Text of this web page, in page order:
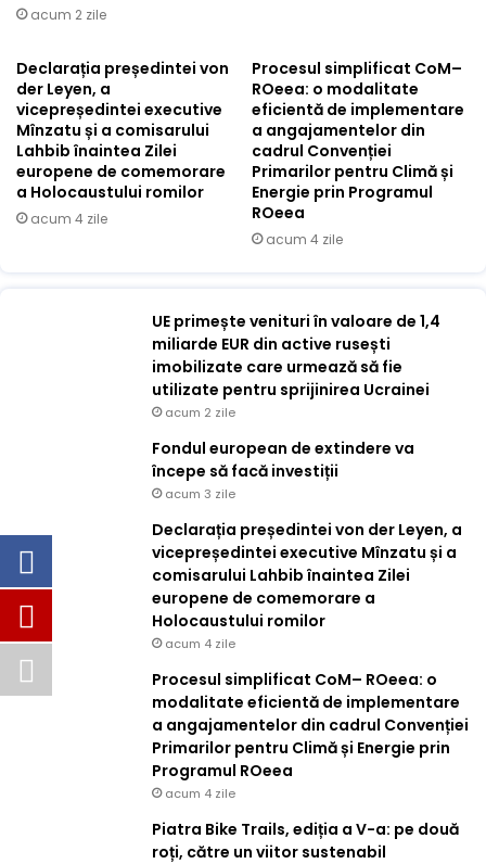
acum 2 zile
Declarația președintei von
der Leyen, a
vicepreședintei executive
Mînzatu și a comisarului
Lahbib înaintea Zilei
europene de comemorare
a Holocaustului romilor
acum 4 zile
Procesul simplificat CoM–
ROeea: o modalitate
eficientă de implementare
a angajamentelor din
cadrul Convenției
Primarilor pentru Climă și
Energie prin Programul
ROeea
acum 4 zile
UE primește venituri în valoare de 1,4
miliarde EUR din active rusești
imobilizate care urmează să fie
utilizate pentru sprijinirea Ucrainei
acum 2 zile
Fondul european de extindere va
începe să facă investiții
acum 3 zile
Declarația președintei von der Leyen, a
vicepreședintei executive Mînzatu și a
comisarului Lahbib înaintea Zilei
europene de comemorare a
Holocaustului romilor
acum 4 zile
Procesul simplificat CoM– ROeea: o
modalitate eficientă de implementare
a angajamentelor din cadrul Convenției
Primarilor pentru Climă și Energie prin
Programul ROeea
acum 4 zile
Piatra Bike Trails, ediția a V-a: pe două
roți, către un viitor sustenabil